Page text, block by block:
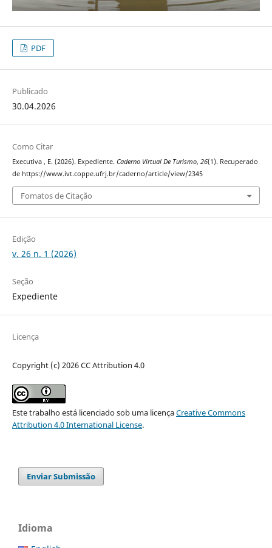
PDF
Publicado
30.04.2026
Como Citar
Executiva , E. (2026). Expediente. Caderno Virtual De Turismo, 26(1). Recuperado
de https://www.ivt.coppe.ufrj.br/caderno/article/view/2345
Fomatos de Citação
Edição
v. 26 n. 1 (2026)
Seção
Expediente
Licença
Copyright (c) 2026 CC Attribution 4.0
Este trabalho está licenciado sob uma licençaCreative Commons
Attribution 4.0 International License.
Enviar Submissão
Idioma